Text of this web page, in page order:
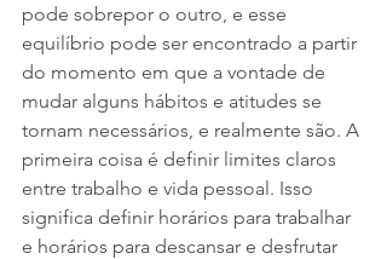
pode sobrepor o outro, e esse
equilíbrio pode ser encontrado a partir
do momento em que a vontade de
mudar alguns hábitos e atitudes se
tornam necessários, e realmente são. A
primeira coisa é definir limites claros
entre trabalho e vida pessoal. Isso
significa definir horários para trabalhar
e horários para descansar e desfrutar